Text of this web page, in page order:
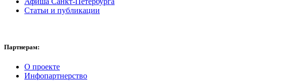
Статьи и публикации
Партнерам:
О проекте
Инфопартнерство